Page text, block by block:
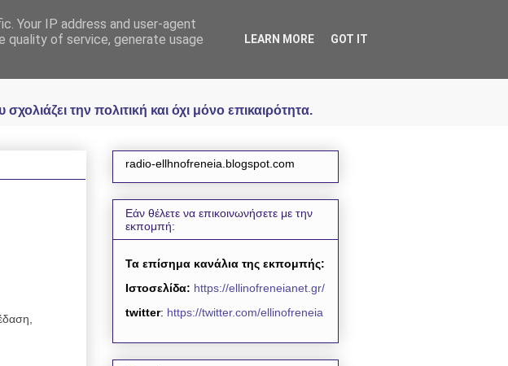
Unofficial
την πολιτική και όχι μόνο επικαιρότητα.
radio-ellhnofreneia.blogspot.com
Εάν θέλετε να επικοινωνήσετε με την
εκπομπή:
Τα επίσημα κανάλια της εκπομπής:
Ιστοσελίδα: https://ellinofreneianet.gr/
twitter: https://twitter.com/ellinofreneia
Your IP address and user-agent
quality of service, generate usage
LEARN MORE GOT IT